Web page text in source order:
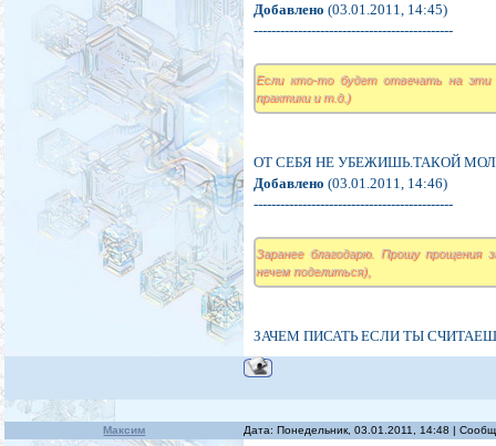
Добавлено (03.01.2011, 14:45)
---------------------------------------------
Если кто-то будет отвечать на эти
практики и т.д.)
ОТ СЕБЯ НЕ УБЕЖИШЬ.ТАКОЙ
Добавлено (03.01.2011, 14:46)
---------------------------------------------
Заранее благодарю. Прошу прощения
нечем поделиться),
ЗАЧЕМ ПИСАТЬ ЕСЛИ ТЫ
Максим Дата: Понедельник, 03.01.2011, 14:48 |